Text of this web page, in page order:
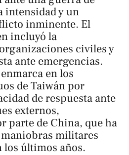
intensidad y un
inminente. El
incluyó la
civiles y
ante emergencias.
en los
de Taiwán por
de respuesta ante
externos,
parte de China, que ha
militares
los últimos años.